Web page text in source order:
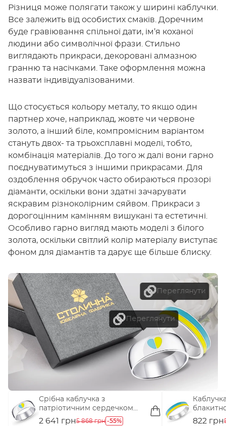
Різниця може полягати також у ширині каблучки.
Все залежить від особистих смаків. Доречним
буде гравіювання спільної дати, ім’я коханої
людини або символічної фрази. Стильно
виглядають прикраси, декоровані алмазною
гранню та насічками. Таке оформлення можна
назвати індивідуалізованими.
Що стосується кольору металу, то якщо один
партнер хоче, наприклад, жовте чи червоне
золото, а інший біле, компромісним варіантом
стануть двох- та трьохсплавні моделі, тобто,
комбінація матеріалів. До того ж далі вони гарно
поєднуватимуться з іншими прикрасами. Для
оздоблення обручок часто обираються прозорі
діаманти, оскільки вони здатні зачарувати
яскравим різноколірним сяйвом. Прикраси з
дорогоцінним камінням вишукані та естетичні.
Особливо гарно вигляд мають моделі з білого
золота, оскільки світлий колір матеріалу виступає
фоном для діамантів та дарує ще більше блиску.
Срібна каблучка з
патріотичним сердечком
(арт. 7501/464егжкп)
2 641 грн5 868 грн -55%
(арт.
822 грн